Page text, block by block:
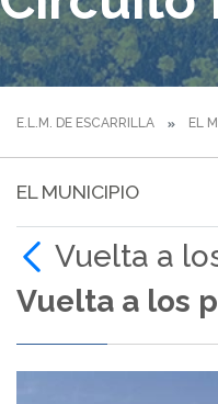
E.L.M. DE ESCARRILLA EL
EL MUNICIPIO
Vuelta a
Vuelta a los